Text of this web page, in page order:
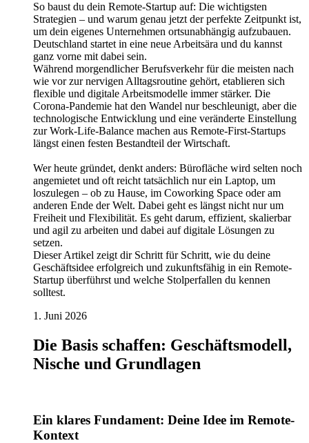
So baust du dein Remote-Startup auf: Die wichtigsten
Strategien – und warum genau jetzt der perfekte Zeitpunkt ist,
um dein eigenes Unternehmen ortsunabhängig aufzubauen.
Deutschland startet in eine neue Arbeitsära und du kannst
ganz vorne mit dabei sein.
Während morgendlicher Berufsverkehr für die meisten nach
wie vor zur nervigen Alltagsroutine gehört, etablieren sich
flexible und digitale Arbeitsmodelle immer stärker. Die
Corona-Pandemie hat den Wandel nur beschleunigt, aber die
technologische Entwicklung und eine veränderte Einstellung
zur Work-Life-Balance machen aus Remote-First-Startups
längst einen festen Bestandteil der Wirtschaft.
Wer heute gründet, denkt anders: Bürofläche wird selten noch
angemietet und oft reicht tatsächlich nur ein Laptop, um
loszulegen – ob zu Hause, im Coworking Space oder am
anderen Ende der Welt. Dabei geht es längst nicht nur um
Freiheit und Flexibilität. Es geht darum, effizient, skalierbar
und agil zu arbeiten und dabei auf digitale Lösungen zu
setzen.
Dieser Artikel zeigt dir Schritt für Schritt, wie du deine
Geschäftsidee erfolgreich und zukunftsfähig in ein Remote-
Startup überführst und welche Stolperfallen du kennen
solltest.
1. Juni 2026
Die Basis schaffen: Geschäftsmodell,
Nische und Grundlagen
Ein klares Fundament: Deine Idee im Remote-
Kontext